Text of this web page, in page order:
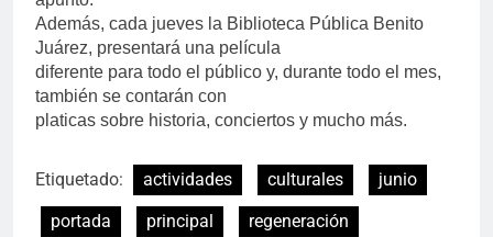
Además, cada jueves la Biblioteca Pública Benito
Juárez, presentará una película
diferente para todo el público y, durante todo el mes,
también se contarán con
platicas sobre historia, conciertos y mucho más.
Etiquetado: actividades culturales
junio
portada
principal regeneración